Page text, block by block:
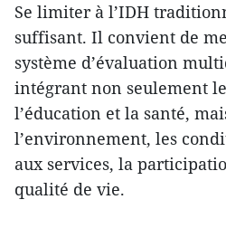
Se limiter à l’IDH
suffisant. Il convient de
système d’évaluation
intégrant non seulement
l’éducation et la santé,
l’environnement, les
aux services, la
qualité de vie.